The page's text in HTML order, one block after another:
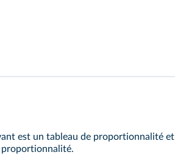
est un tableau de proportionnalité et